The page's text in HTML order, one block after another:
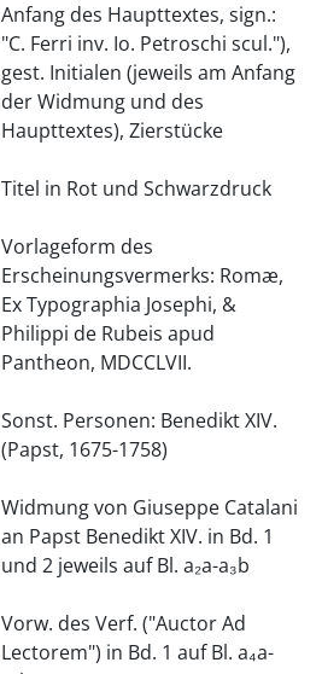
Anfang des Haupttextes, sign.:
"C. Ferri inv. Io. Petroschi scul."),
gest. Initialen (jeweils am Anfang
der Widmung und des
Haupttextes), Zierstücke
Titel in Rot und Schwarzdruck
Vorlageform des
Erscheinungsvermerks: Romæ,
Ex Typographia Josephi, &
Philippi de Rubeis apud
Pantheon, MDCCLVII.
Sonst. Personen: Benedikt XIV.
(Papst, 1675-1758)
Widmung von Giuseppe Catalani
an Papst Benedikt XIV. in Bd. 1
und 2 jeweils auf Bl. a₂a-a₃b
Vorw. des Verf. ("Auctor Ad
Lectorem") in Bd. 1 auf Bl. a₄a-